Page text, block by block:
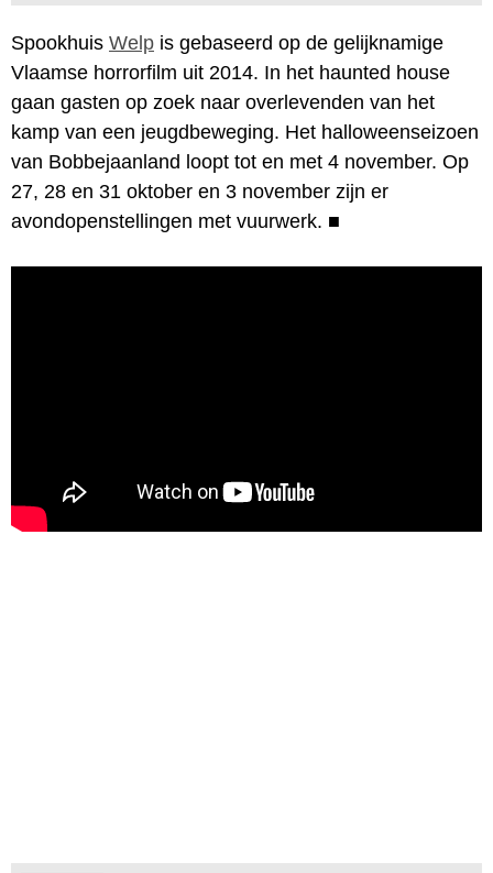
Spookhuis Welp is gebaseerd op de gelijknamige
Vlaamse horrorfilm uit 2014. In het haunted house
gaan gasten op zoek naar overlevenden van het
kamp van een jeugdbeweging. Het halloweenseizoen
van Bobbejaanland loopt tot en met 4 november. Op
27, 28 en 31 oktober en 3 november zijn er
avondopenstellingen met vuurwerk. ■